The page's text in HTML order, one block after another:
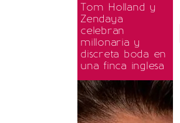
Tom Holland y
Zendaya
celebran
millonaria y
discreta boda en
una finca inglesa